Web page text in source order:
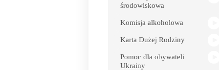
środowiskowa
Komisja alkoholowa
Karta Dużej Rodziny
Pomoc dla obywateli
Ukrainy